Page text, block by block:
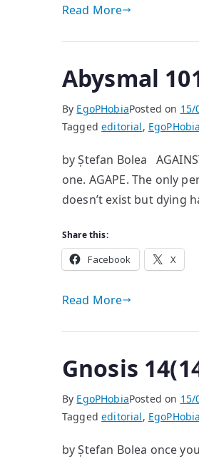
Read More
Abysmal
By EgoPHobiaPosted on 15/
Taggededitorial,
by Ștefan Bolea
one. AGAPE. The only
doesn’t exist but dying
Share this:
Facebook X
Read More
Gnosis
By EgoPHobiaPosted on 15/
Taggededitorial,
by Ștefan Bolea once